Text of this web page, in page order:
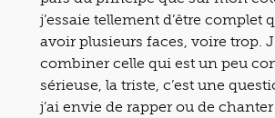
j’essaie tellement d’être complet
avoir plusieurs faces, voire trop.
combiner celle qui est un peu
sérieuse, la triste, c’est une
j’ai envie de rapper ou de